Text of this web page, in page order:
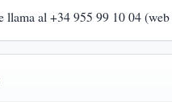
llama al +34 955 99 10 04